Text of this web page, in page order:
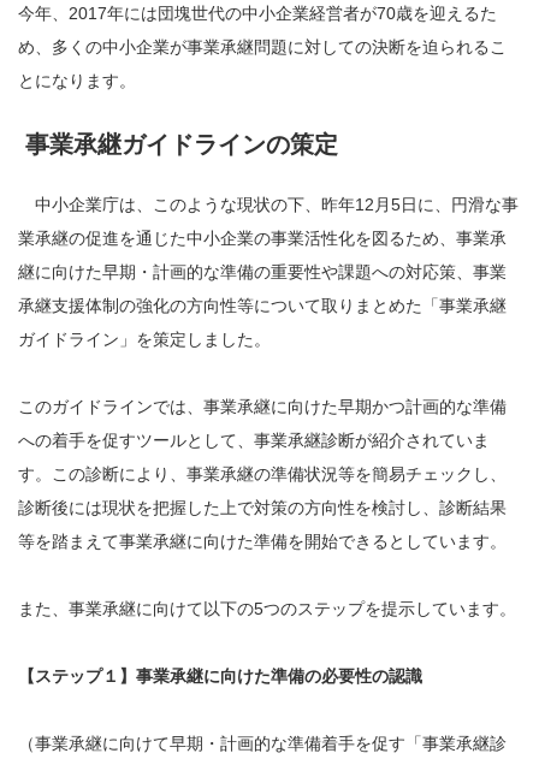
今年、2017年には団塊世代の中小企業経営者が70歳を迎えるた
め、多くの中小企業が事業承継問題に対しての決断を迫られるこ
とになります。
事業承継ガイドラインの策定
中小企業庁は、このような現状の下、昨年12月5日に、円滑な事
業承継の促進を通じた中小企業の事業活性化を図るため、事業承
継に向けた早期・計画的な準備の重要性や課題への対応策、事業
承継支援体制の強化の方向性等について取りまとめた「事業承継
ガイドライン」を策定しました。
このガイドラインでは、事業承継に向けた早期かつ計画的な準備
への着手を促すツールとして、事業承継診断が紹介されていま
す。この診断により、事業承継の準備状況等を簡易チェックし、
診断後には現状を把握した上で対策の方向性を検討し、診断結果
等を踏まえて事業承継に向けた準備を開始できるとしています。
また、事業承継に向けて以下の5つのステップを提示しています。
【ステップ１】事業承継に向けた準備の必要性の認識
（事業承継に向けて早期・計画的な準備着手を促す「事業承継診